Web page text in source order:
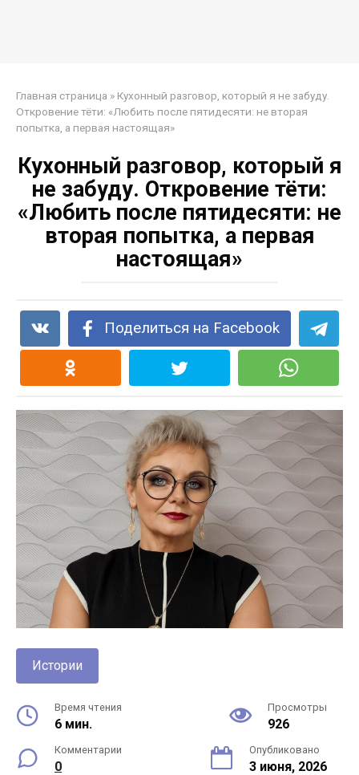
Главная страница » Кухонный разговор, который я не забуду.
Откровение тёти: «Любить после пятидесяти: не вторая
попытка, а первая настоящая»
Кухонный разговор, который я
не забуду. Откровение тёти:
«Любить после пятидесяти: не
вторая попытка, а первая
настоящая»
Поделиться на Facebook
Истории
Время чтения
6 мин.
Просмотры
926
Комментарии
0
Опубликовано
3 июня, 2026